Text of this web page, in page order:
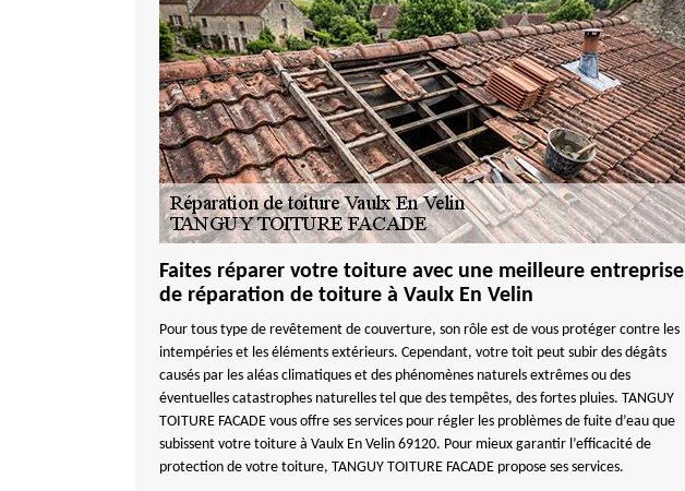
Faites réparer votre toiture avec une meilleure entreprise
de réparation de toiture à Vaulx En Velin
Pour tous type de revêtement de couverture, son rôle est de vous protéger contre les
intempéries et les éléments extérieurs. Cependant, votre toit peut subir des dégâts
causés par les aléas climatiques et des phénomènes naturels extrêmes ou des
éventuelles catastrophes naturelles tel que des tempêtes, des fortes pluies. TANGUY
TOITURE FACADE vous offre ses services pour régler les problèmes de fuite d’eau que
subissent votre toiture à Vaulx En Velin 69120. Pour mieux garantir l’efficacité de
protection de votre toiture, TANGUY TOITURE FACADE propose ses services.